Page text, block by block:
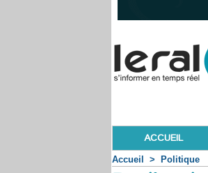
ACCUEIL
Accueil > Politique